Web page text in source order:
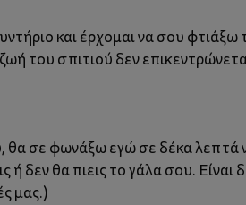
και έρχομαι να σου φτιάξω
του σπιτιού δεν
θα σε φωνάξω εγώ σε δέκα
ή δεν θα πιεις το γάλα σου.
μας.)